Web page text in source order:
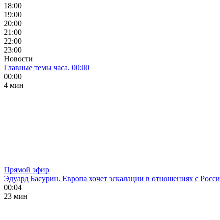
18:00
19:00
20:00
21:00
22:00
23:00
Новости
Главные темы часа. 00:00
00:00
4 мин
Прямой эфир
Эдуард Басурин. Европа хочет эскалации в отношениях с
00:04
23 мин